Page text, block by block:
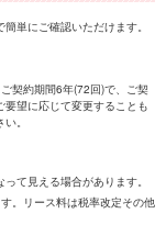
単にご確認いただけます。
契約期間6年(72回)で、ご契
望に応じて変更することも
。
て見える場合があります。
。リース料は税率改定その他